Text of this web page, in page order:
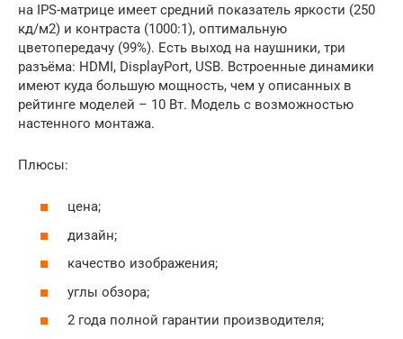
на IPS-матрице имеет средний показатель яркости (250
кд/м2) и контраста (1000:1), оптимальную
цветопередачу (99%). Есть выход на наушники, три
разъёма: HDMI, DisplayPort, USB. Встроенные динамики
имеют куда большую мощность, чем у описанных в
рейтинге моделей – 10 Вт. Модель с возможностью
настенного монтажа.
Плюсы:
цена;
дизайн;
качество изображения;
углы обзора;
2 года полной гарантии производителя;